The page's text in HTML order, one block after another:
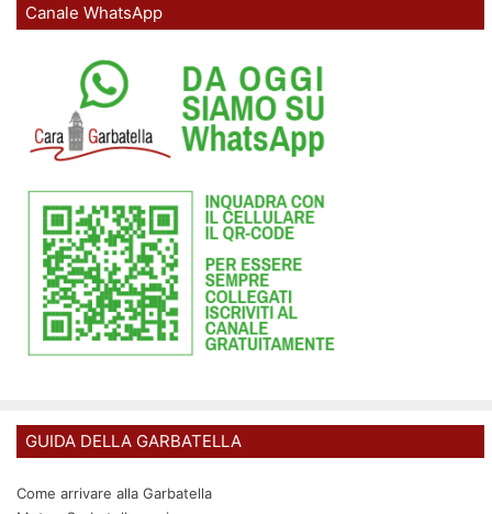
Canale WhatsApp
GUIDA DELLA GARBATELLA
Come arrivare alla Garbatella